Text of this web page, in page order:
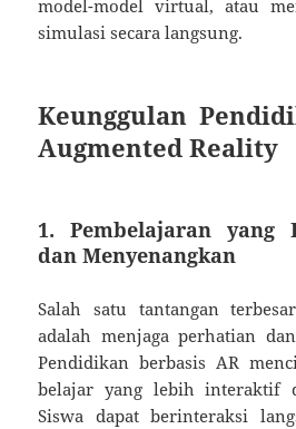
model-model virtual, atau
simulasi secara langsung.
Keunggulan
Augmented Reality
1.Pembelajaran
dan Menyenangkan
Salah satu tantangan
adalah menjaga perhatian
Pendidikan berbasis AR
belajar yang lebih interaktif
Siswa dapat berinteraksi